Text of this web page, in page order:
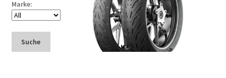
Marke:
Suche